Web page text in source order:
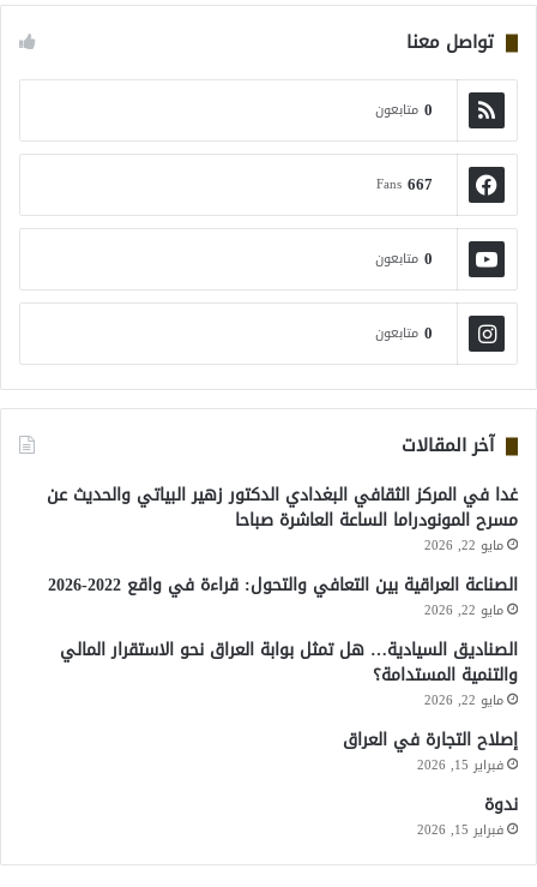
تواصل معنا
0 متابعون
667
Fans
0 متابعون
0 متابعون
آخر المقالات
غدا في المركز الثقافي البغدادي الدكتور زهير البياتي والحديث عن
مسرح المونودراما الساعة العاشرة صباحا
مايو 22, 2026
الصناعة العراقية بين التعافي والتحول: قراءة في واقع 2022-2026
مايو 22, 2026
الصناديق السيادية… هل تمثل بوابة العراق نحو الاستقرار المالي
والتنمية المستدامة؟
مايو 22, 2026
إصلاح التجارة في العراق
فبراير 15, 2026
ندوة
فبراير 15, 2026